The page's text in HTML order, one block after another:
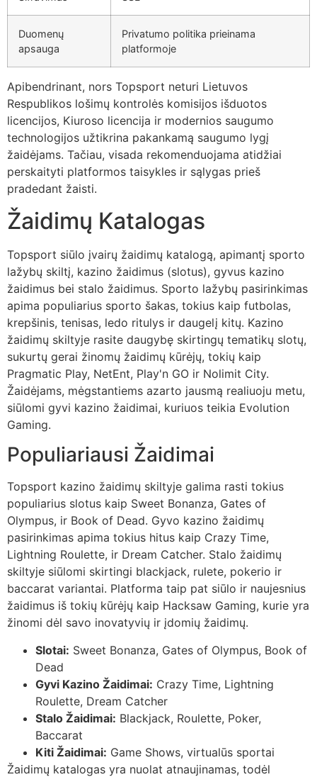
Duomenų
apsauga
Privatumo politika prieinama
platformoje
Apibendrinant, nors Topsport neturi Lietuvos
Respublikos lošimų kontrolės komisijos išduotos
licencijos, Kiuroso licencija ir modernios saugumo
technologijos užtikrina pakankamą saugumo lygį
žaidėjams. Tačiau, visada rekomenduojama atidžiai
perskaityti platformos taisykles ir sąlygas prieš
pradedant žaisti.
Žaidimų Katalogas
Topsport siūlo įvairų žaidimų katalogą, apimantį sporto
lažybų skiltį, kazino žaidimus (slotus), gyvus kazino
žaidimus bei stalo žaidimus. Sporto lažybų pasirinkimas
apima populiarius sporto šakas, tokius kaip futbolas,
krepšinis, tenisas, ledo ritulys ir daugelį kitų. Kazino
žaidimų skiltyje rasite daugybę skirtingų tematikų slotų,
sukurtų gerai žinomų žaidimų kūrėjų, tokių kaip
Pragmatic Play, NetEnt, Play'n GO ir Nolimit City.
Žaidėjams, mėgstantiems azarto jausmą realiuoju metu,
siūlomi gyvi kazino žaidimai, kuriuos teikia Evolution
Gaming.
Populiariausi Žaidimai
Topsport kazino žaidimų skiltyje galima rasti tokius
populiarius slotus kaip Sweet Bonanza, Gates of
Olympus, ir Book of Dead. Gyvo kazino žaidimų
pasirinkimas apima tokius hitus kaip Crazy Time,
Lightning Roulette, ir Dream Catcher. Stalo žaidimų
skiltyje siūlomi skirtingi blackjack, rulete, pokerio ir
baccarat variantai. Platforma taip pat siūlo ir naujesnius
žaidimus iš tokių kūrėjų kaip Hacksaw Gaming, kurie yra
žinomi dėl savo inovatyvių ir įdomių žaidimų.
Slotai: Sweet Bonanza, Gates of Olympus, Book of
Dead
Gyvi Kazino Žaidimai: Crazy Time, Lightning
Roulette, Dream Catcher
Stalo Žaidimai: Blackjack, Roulette, Poker,
Baccarat
Kiti Žaidimai: Game Shows, virtualūs sportai
Žaidimų katalogas yra nuolat atnaujinamas, todėl